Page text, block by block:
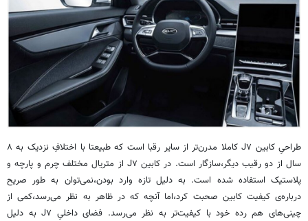
طراحیِ کابین J۷ کاملا مدرن‌تر از سایر رقبا است که طبیعتا با اختلافِ نزدیک به ۸
سال از دو رقیب دیگر،سازگار است. در کابین J۷ از متریال مختلف چرم و پارچه و
پلاستیک استفاده شده است. به دلیل تازه وارد بودن،نمی‌توان به طور صریح
درباره‌ی کیفیت کابین صحبت کرد،اما آنچه که در ظاهر به نظر می‌رسد،کمی از
چینی‌های هم رده خود با کیفیت‌تر به نظر می‌رسد. فضای داخلیِ J۷ به دلیل